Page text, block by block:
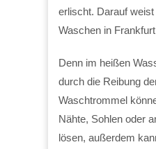
erlischt. Darauf
Waschen in
Denn im heißen
durch die Reibung
Waschtrommel
Nähte, Sohlen oder
lösen, außerdem